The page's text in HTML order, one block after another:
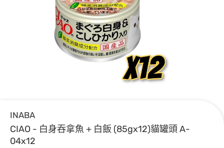
INABA
CIAO - 白身吞拿魚 + 白飯 (85gx12)貓罐頭 A-
04x12